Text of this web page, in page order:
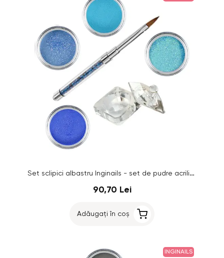
Set sclipici albastru Inginails - set de pudre acrilice colorate
90,70 Lei
Adăugați în coș
INGINAILS